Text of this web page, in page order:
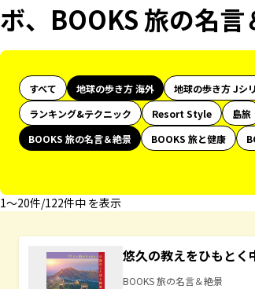
ボ、BOOKS 旅の名
すべて 地球の歩き方 海外 地球の歩き方 Jシ
ランキング&テクニック
Resort Style 島旅
BOOKS 旅の名言＆絶景
BOOKS 旅と健康
1〜20件/122件中 を表示
悠久の教えをひもとく
BOOKS 旅の名言＆絶景